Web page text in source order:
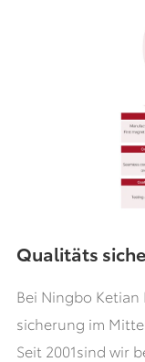
Qualitäts
Bei Ningbo
sicherung im
Seit 2001sind wir